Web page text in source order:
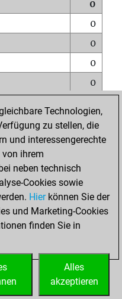
0
0
0
0
0
0
0
0
Technologien,
zu stellen, die
und interessengerechte
ihrem
neben technisch
Cookies sowie
Hierkönnen Sie der
und Marketing-Cookies
finden Sie in
Alles
akzeptieren